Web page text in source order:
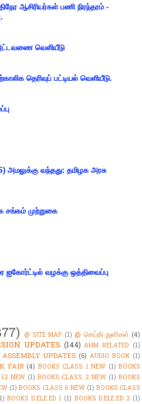
ஆசிரியர்கள் பணி நிரந்தரம் -
அட்டவணை வெளியீடு
தெரிவுப் பட்டியல் வெளியீடு.
அமலுக்கு வந்தது: தமிழக அரசு
சங்கம் முற்றுகை
ஐகோர்ட்டில் வழக்கு ஒத்திவைப்பு
@ SITE MAP (1) @ செய்தி துளிகள் (4)
UPDATES (144) AHM RELATED (1)
ASSEMBLY UPDATES (6) AUDIO BOOK (1)
FAIR (4) BOOKS CLASS 1 NEW (1) BOOKS
NEW (1) BOOKS CLASS 2 NEW (1) BOOKS
(1) BOOKS CLASS 6 NEW (1) BOOKS CLASS
BOOKS D.ELE.ED 1 (1) BOOKS D.ELE.ED 2 (1)